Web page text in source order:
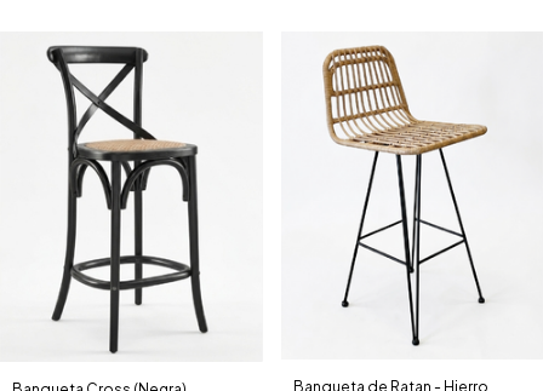
Banqueta de Ratan - Hierro